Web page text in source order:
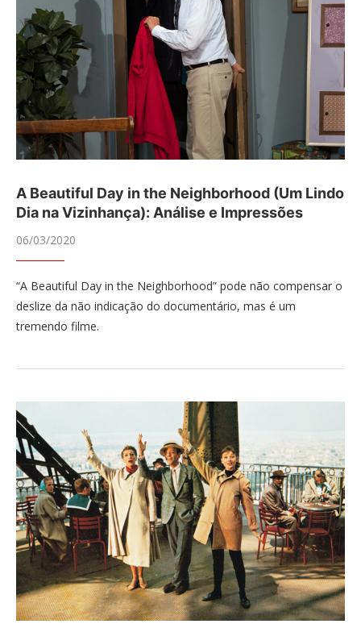
A Beautiful Day in the Neighborhood (Um Lindo
Dia na Vizinhança): Análise e Impressões
06/03/2020
“A Beautiful Day in the Neighborhood” pode não compensar o
deslize da não indicação do documentário, mas é um
tremendo filme.